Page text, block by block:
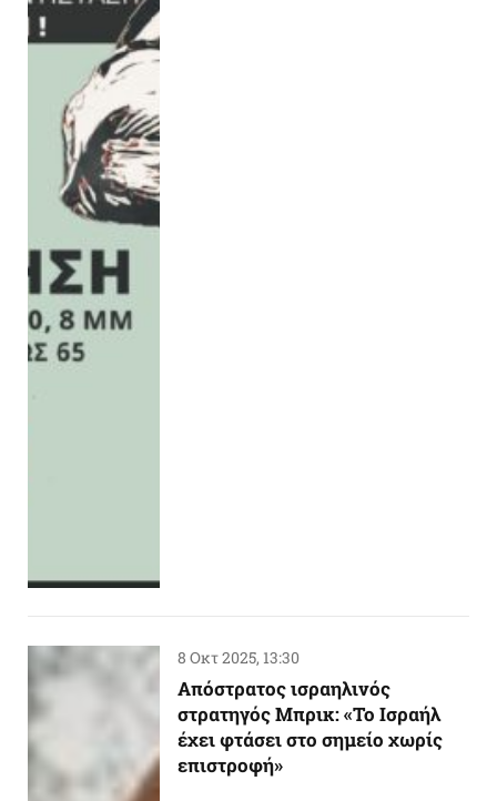
8 Οκτ 2025, 13:30
Απόστρατος ισραηλινός
στρατηγός Μπρικ: «Το Ισραήλ
έχει φτάσει στο σημείο χωρίς
επιστροφή»